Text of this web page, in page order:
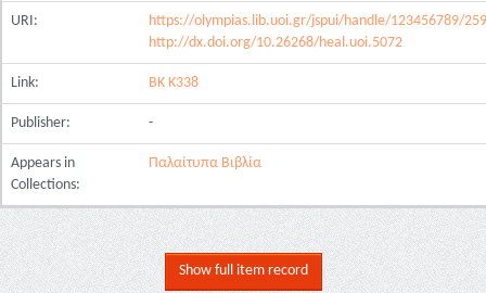
URI:
https://olympias.lib.uoi.gr/jspui/handle/123456789/
http://dx.doi.org/10.26268/heal.uoi.5072
Link: ΒΚ Κ338
Publisher: -
Appears in
Collections:
Παλαίτυπα Βιβλία
Show full item record